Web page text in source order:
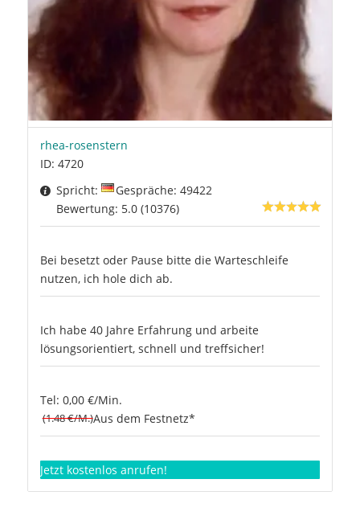
rhea-rosenstern
ID: 4720
Spricht:
Gespräche: 49422
Bewertung: 5.0 (10376)
Bei besetzt oder Pause bitte die Warteschleife
nutzen, ich hole dich ab.
Ich habe 40 Jahre Erfahrung und arbeite
lösungsorientiert, schnell und treffsicher!
Tel: 0,00 €/Min.
(1.48 €/M.)Aus dem Festnetz*
Jetzt kostenlos anrufen!